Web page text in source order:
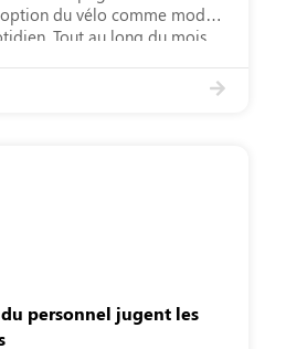
du vélo comme mode
Tout au long du mois
personnel jugent les